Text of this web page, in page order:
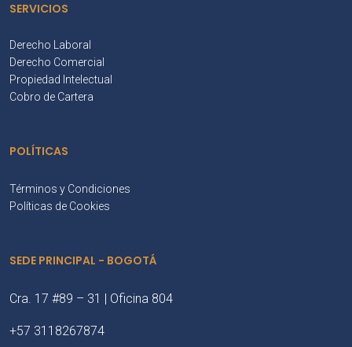
SERVICIOS
Derecho Laboral
Derecho Comercial
Propiedad Intelectual
Cobro de Cartera
POLÍTICAS
Términos y Condiciones
Políticas de Cookies
SEDE PRINCIPAL - BOGOTÁ
Cra. 17 #89 – 31 | Oficina 804
+57 3118267874